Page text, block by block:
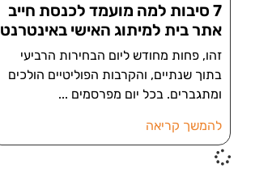
7 סיבות למה מועמד לכנסת חייב
אתר בית למיתוג האישי באינטרנט
זהו, פחות מחודש ליום הבחירות הרביעי
בתוך שנתיים, והקרבות הפוליטיים הולכים
ומתגברים. בכל יום מפרסמים
להמשך קריאה